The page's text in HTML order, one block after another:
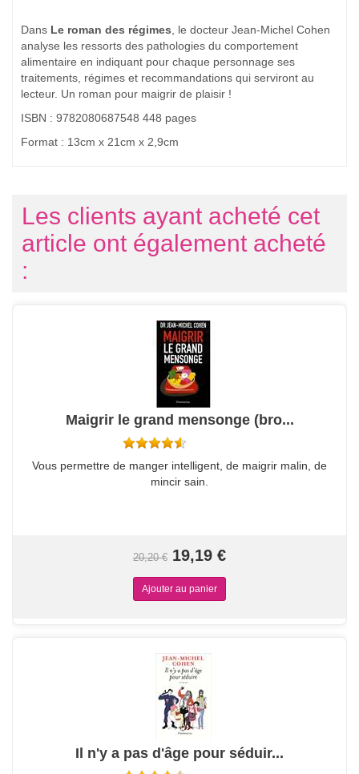
Dans Le roman des régimes, le docteur Jean-Michel Cohen
analyse les ressorts des pathologies du comportement
alimentaire en indiquant pour chaque personnage ses
traitements, régimes et recommandations qui serviront au
lecteur. Un roman pour maigrir de plaisir !
ISBN : 9782080687548 448 pages
Format : 13cm x 21cm x 2,9cm
Les clients ayant acheté cet
article ont également acheté
:
Maigrir le grand mensonge (bro...
Vous permettre de manger intelligent, de maigrir malin, de
mincir sain.
20,20 € 19,19 €
Il n'y a pas d'âge pour séduir...